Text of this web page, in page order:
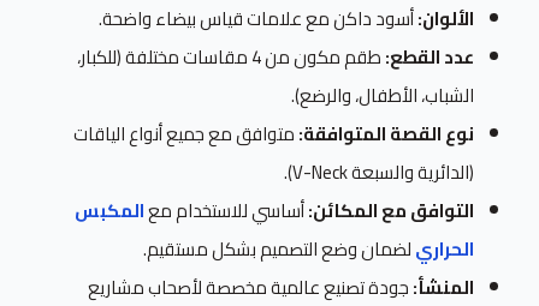
الألوان:أسود داكن مع علامات قياس بيضاء واضحة.
عدد القطع:
طقم مكون من 4 مقاسات مختلفة (للكبار،
الشباب، الأطفال، والرضع).
نوع القصة المتوافقة:متوافق مع جميع أنواع الياقات
(الدائرية والسبعة V-Neck).
التوافق مع المكائن:أساسي للاستخدام معالمكبس
الحراريلضمان وضع التصميم بشكل مستقيم.
المنشأ:جودة تصنيع عالمية مخصصة لأصحاب مشاريع